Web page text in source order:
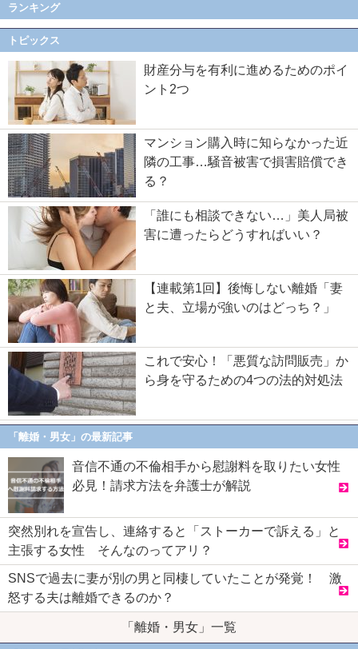
ランキング
トピックス
財産分与を有利に進めるためのポイ
ント2つ
マンション購入時に知らなかった近
隣の工事…騒音被害で損害賠償でき
る？
「誰にも相談できない…」美人局被
害に遭ったらどうすればいい？
【連載第1回】後悔しない離婚「妻
と夫、立場が強いのはどっち？」
これで安心！「悪質な訪問販売」か
ら身を守るための4つの法的対処法
「離婚・男女」の最新記事
音信不通の不倫相手から慰謝料を取りたい女性
必見！請求方法を弁護士が解説
突然別れを宣告し、連絡すると「ストーカーで訴える」と
主張する女性 そんなのってアリ？
SNSで過去に妻が別の男と同棲していたことが発覚！ 激
怒する夫は離婚できるのか？
「離婚・男女」一覧